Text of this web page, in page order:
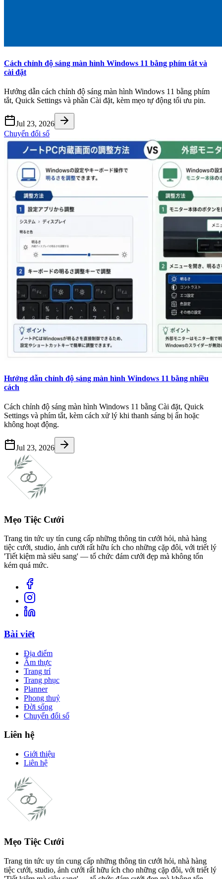
Cách chỉnh độ sáng màn hình Windows 11 bằng phím tắt và
cài đặt
Hướng dẫn cách chỉnh độ sáng màn hình Windows 11 bằng phím
tắt, Quick Settings và phần Cài đặt, kèm mẹo tự động tối ưu pin.
Jul 23, 2026
Chuyển đổi số
Hướng dẫn chỉnh độ sáng màn hình Windows 11 bằng nhiều
cách
Cách chỉnh độ sáng màn hình Windows 11 bằng Cài đặt, Quick
Settings và phím tắt, kèm cách xử lý khi thanh sáng bị ẩn hoặc
không hoạt động.
Jul 23, 2026
Mẹo Tiệc Cưới
Trang tin tức uy tín cung cấp những thông tin cưới hỏi, nhà hàng
tiệc cưới, studio, ảnh cưới rất hữu ích cho những cặp đôi, với triết lý
'Tiết kiệm mà siêu sang' — tổ chức đám cưới đẹp mà không tốn
kém quá mức.
Bài viết
Địa điểm
Ẩm thực
Trang trí
Trang phục
Planner
Phong thuỷ
Đời sống
Chuyển đổi số
Liên hệ
Giới thiệu
Liên hệ
Mẹo Tiệc Cưới
Trang tin tức uy tín cung cấp những thông tin cưới hỏi, nhà hàng
tiệc cưới, studio, ảnh cưới rất hữu ích cho những cặp đôi, với triết lý